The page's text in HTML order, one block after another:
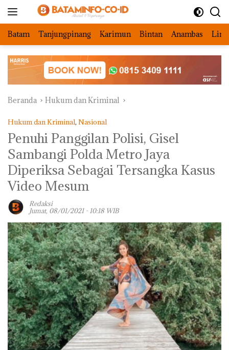
Batam Tanjungpinang Karimun Bintan Anambas
Beranda Hukum dan Kriminal
Hukum dan Kriminal, Nasional
Penuhi Panggilan Polisi, Gisel
Sambangi Polda Metro Jaya
Diperiksa Sebagai Tersangka Kasus
Video Mesum
Redaksi
Jumat, 08/01/2021 - 10:18 WIB